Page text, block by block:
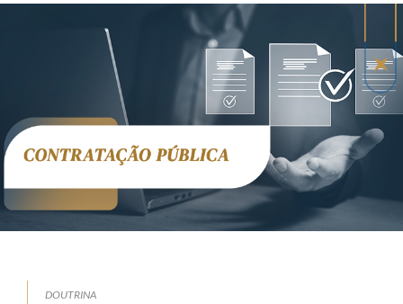
DOUTRINA